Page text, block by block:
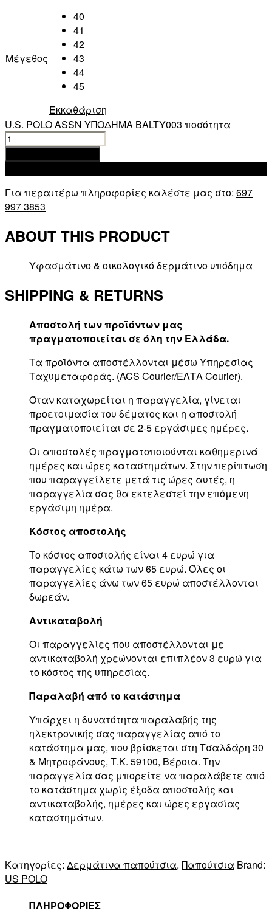
Μέγεθος
40
41
42
43
44
45
Εκκαθάριση
U.S. POLO ASSN ΥΠΟΔΗΜΑ BALTY003 ποσότητα
Για περαιτέρω πληροφορίες καλέστε μας στο: 697
997 3853
ABOUT THIS PRODUCT
Υφασμάτινο & οικολογικό δερμάτινο υπόδημα
SHIPPING & RETURNS
Αποστολή των προϊόντων μας
πραγματοποιείται σε όλη την Ελλάδα.
Τα προϊόντα αποστέλλονται μέσω Υπηρεσίας
Ταχυμεταφοράς. (ACS Courier/ΕΛΤΑ Courier).
Όταν καταχωρείται η παραγγελία, γίνεται
προετοιμασία του δέματος και η αποστολή
πραγματοποιείται σε 2-5 εργάσιμες ημέρες.
Οι αποστολές πραγματοποιούνται καθημερινά
ημέρες και ώρες καταστημάτων. Στην περίπτωση
που παραγγείλετε μετά τις ώρες αυτές, η
παραγγελία σας θα εκτελεστεί την επόμενη
εργάσιμη ημέρα.
Κόστος αποστολής
Το κόστος αποστολής είναι 4 ευρώ για
παραγγελίες κάτω των 65 ευρώ. Όλες οι
παραγγελίες άνω των 65 ευρώ αποστέλλονται
δωρεάν.
Αντικαταβολή
Οι παραγγελίες που αποστέλλονται με
αντικαταβολή χρεώνονται επιπλέον 3 ευρώ για
το κόστος της υπηρεσίας.
Παραλαβή από το κατάστημα
Υπάρχει η δυνατότητα παραλαβής της
ηλεκτρονικής σας παραγγελίας από το
κατάστημα μας, που βρίσκεται στη Τσαλδάρη 30
& Μητροφάνους, Τ.Κ. 59100, Βέροια. Την
παραγγελία σας μπορείτε να παραλάβετε από
το κατάστημα χωρίς έξοδα αποστολής και
αντικαταβολής, ημέρες και ώρες εργασίας
καταστημάτων.
Κατηγορίες: Δερμάτινα παπούτσια, Παπούτσια Brand:
US POLO
ΠΛΗΡΟΦΟΡΙΕΣ